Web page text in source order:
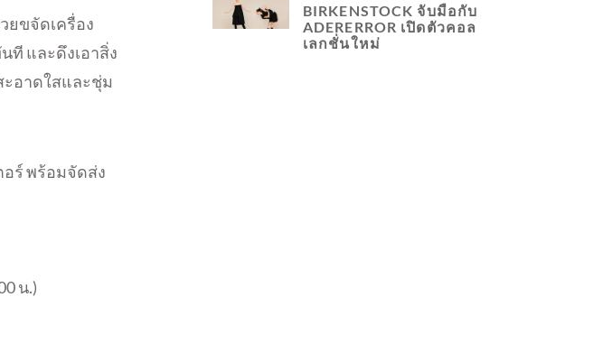
ยขจัดเครื่อง
ที และดึงเอาสิ่ง
ะอาดใสและชุ่ม
อร์ พร้อมจัดส่ง
น.)
BIRKENSTOCK จับมือกับ
ADERERROR เปิดตัวคอล
เลกชั่นใหม่